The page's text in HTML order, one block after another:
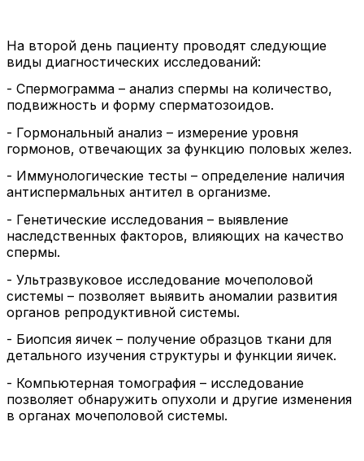
На второй день пациенту проводят следующие
виды диагностических исследований:
- Спермограмма – анализ спермы на количество,
подвижность и форму сперматозоидов.
- Гормональный анализ – измерение уровня
гормонов, отвечающих за функцию половых желез.
- Иммунологические тесты – определение наличия
антиспермальных антител в организме.
- Генетические исследования – выявление
наследственных факторов, влияющих на качество
спермы.
- Ультразвуковое исследование мочеполовой
системы – позволяет выявить аномалии развития
органов репродуктивной системы.
- Биопсия яичек – получение образцов ткани для
детального изучения структуры и функции яичек.
- Компьютерная томография – исследование
позволяет обнаружить опухоли и другие изменения
в органах мочеполовой системы.